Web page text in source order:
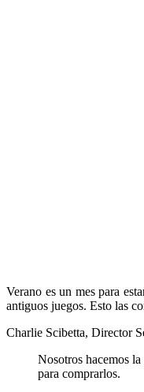
Verano es un mes para
antiguos juegos. Esto las
Charlie Scibetta, Director
Nosotros hacemos
para comprarlos.